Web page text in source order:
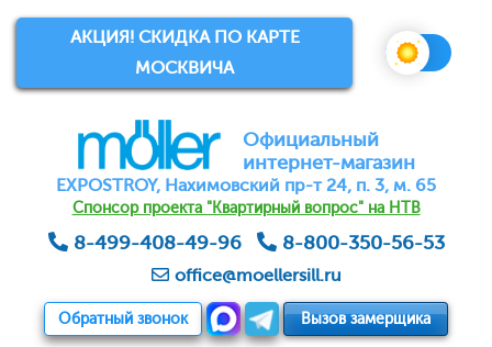
АКЦИЯ! СКИДКА ПО КАРТЕ
МОСКВИЧА
Официальный
интернет-магазин
EXPOSTROY, Нахимовский пр-т 24, п. 3, м. 65
Спонсор проекта "Квартирный вопрос" на НТВ
8-499-408-49-96 8-800-350-56-53
office@moellersill.ru
Обратный звонок Вызов замерщика